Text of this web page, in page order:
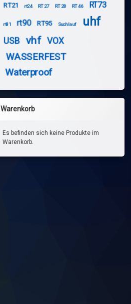
RT21 rt24 RT27 RT28 RT46 RT73
rt81 rt90 RT95 Suchlauf uhf
USB vhf VOX
WASSERFEST
Waterproof
Warenkorb
Es befinden sich keine Produkte im
Warenkorb.